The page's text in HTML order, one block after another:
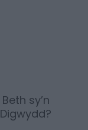
Beth sy’n
Digwydd?